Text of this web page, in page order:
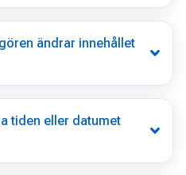
ändrar innehållet
tiden eller datumet